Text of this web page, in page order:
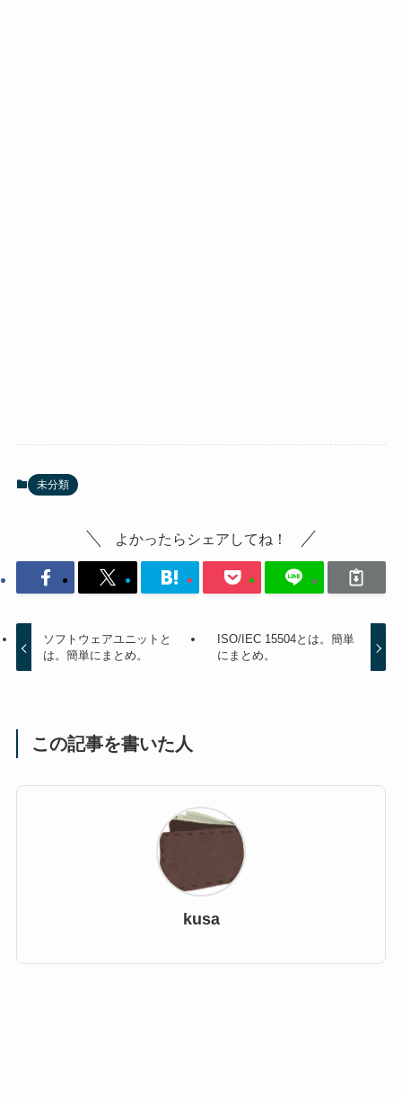
未分類
よかったらシェアしてね！
ソフトウェアユニットと
は。簡単にまとめ。
ISO/IEC 15504とは。簡単
にまとめ。
この記事を書いた人
kusa